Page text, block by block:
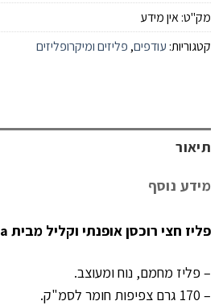
מק"ט:אין מידע
קטגוריות: עודפים, פליזים ומיקרופליזים
תיאור
מידע נוסף
פליז חצי רוכסן אופנתי וקליל מבית Regatta.
– פליז מחמם, נוח ומעוצב.
– 170 גרם צפיפות חומר לסמ"ק.